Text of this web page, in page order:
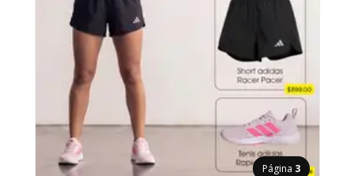
Página 3